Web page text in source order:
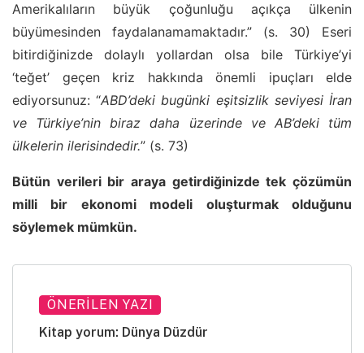
Amerikalıların büyük çoğunluğu açıkça ülkenin
büyümesinden faydalanamamaktadır.” (s. 30) Eseri
bitirdiğinizde dolaylı yollardan olsa bile Türkiye’yi
‘teğet’ geçen kriz hakkında önemli ipuçları elde
ediyorsunuz: “ABD’deki bugünki eşitsizlik seviyesi İran
ve Türkiye’nin biraz daha üzerinde ve AB’deki tüm
ülkelerin ilerisindedir.” (s. 73)
Bütün verileri bir araya getirdiğinizde tek çözümün
milli bir ekonomi modeli oluşturmak olduğunu
söylemek mümkün.
ÖNERILEN YAZI
Kitap yorum: Dünya Düzdür